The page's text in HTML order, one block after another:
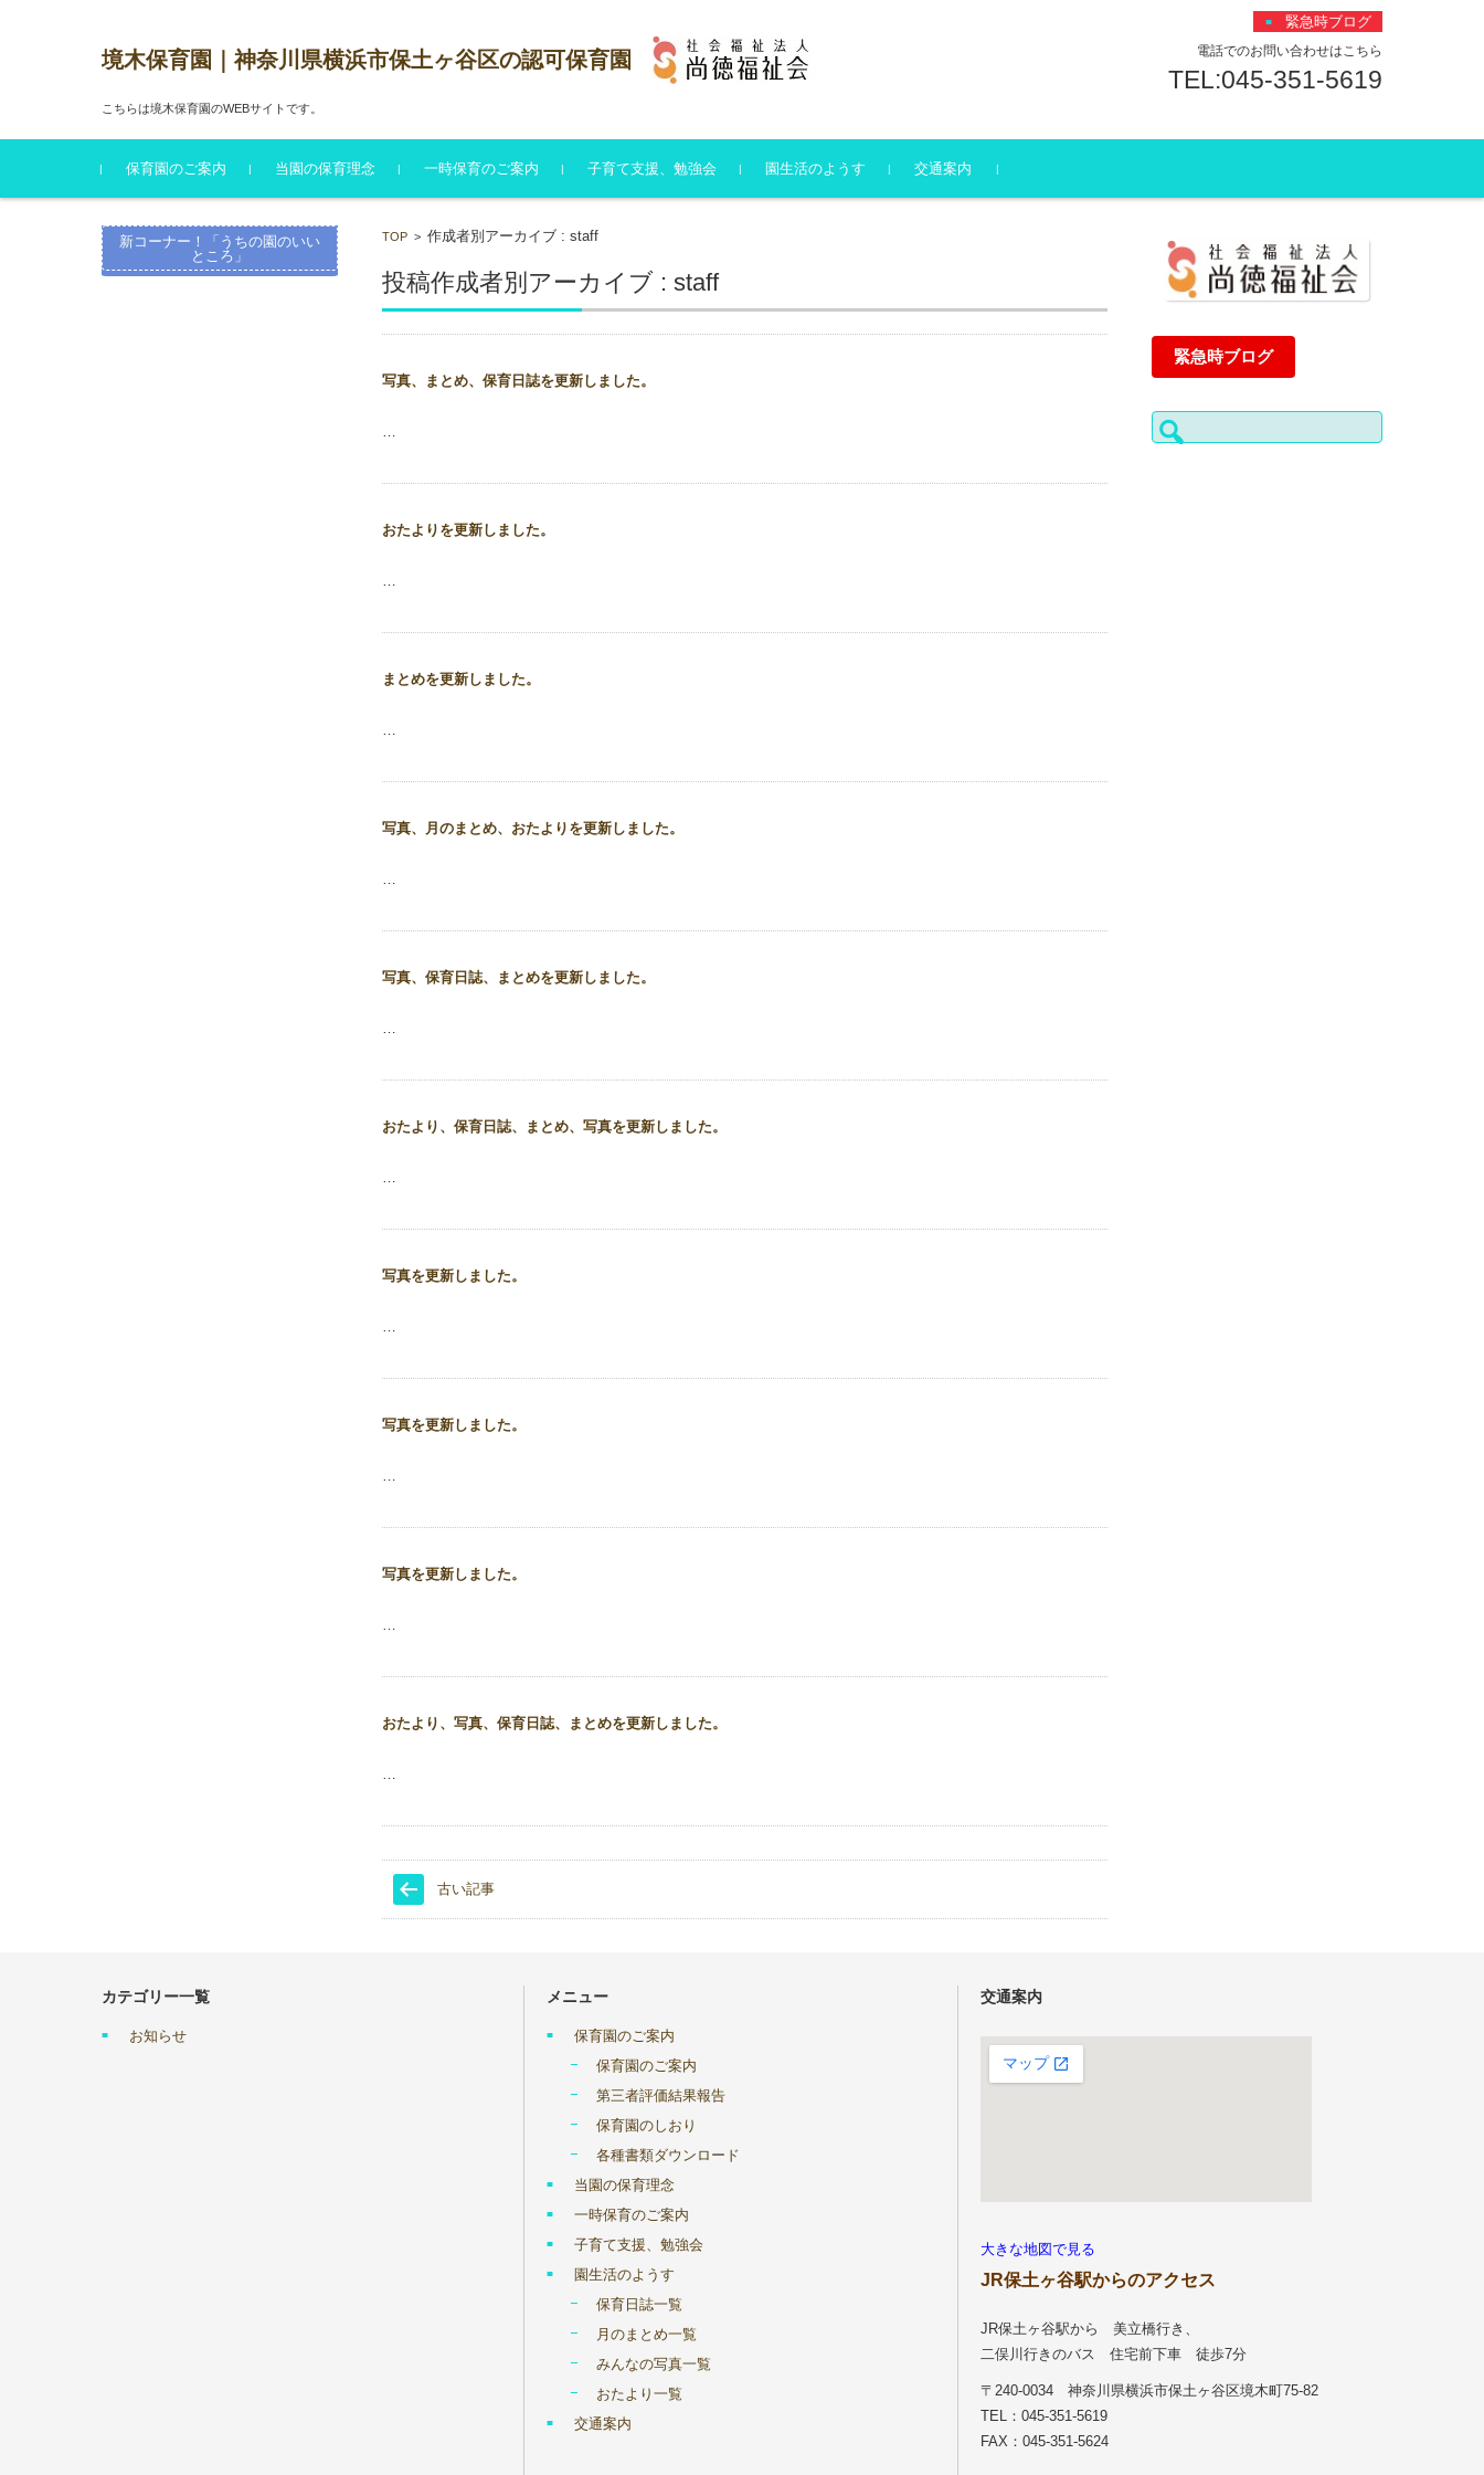
境木保育園｜神奈川県横浜市保土ヶ谷区の認可保育園
こちらは境木保育園のWEBサイトです。
緊急時ブログ
電話でのお問い合わせはこちら
TEL:045-351-5619
コンテンツに移動
保育園のご案内
保育園のご案内
第三者評価結果報告
保育園のしおり
各種書類ダウンロード
当園の保育理念 一時保育のご案内 子育て支援、勉強会 園生活のようす 交通案内
TOP >作成者別アーカイブ : staff
投稿作成者別アーカイブ : staff
写真、まとめ、保育日誌を更新しました。
…
おたよりを更新しました。
…
まとめを更新しました。
…
写真、月のまとめ、おたよりを更新しました。
…
写真、保育日誌、まとめを更新しました。
…
おたより、保育日誌、まとめ、写真を更新しました。
…
写真を更新しました。
…
写真を更新しました。
…
写真を更新しました。
…
おたより、写真、保育日誌、まとめを更新しました。
…
古い記事
新コーナー！「うちの園のいい
ところ」
緊急時ブログ
検
索:
カテゴリー一覧
お知らせ
メニュー
保育園のご案内
保育園のご案内
第三者評価結果報告
保育園のしおり
各種書類ダウンロード
当園の保育理念
一時保育のご案内
子育て支援、勉強会
園生活のようす
保育日誌一覧
月のまとめ一覧
みんなの写真一覧
おたより一覧
交通案内
交通案内
大きな地図で見る
JR保土ヶ谷駅からのアクセス
JR保土ヶ谷駅から 美立橋行き、
二俣川行きのバス 住宅前下車 徒歩7分
〒240-0034 神奈川県横浜市保土ヶ谷区境木町75-82
TEL：045-351-5619
FAX：045-351-5624